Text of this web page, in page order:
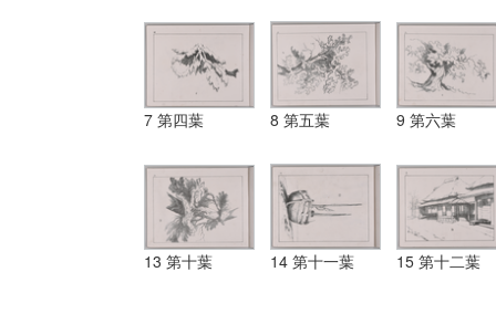
7 第四葉 8 第五葉 9 第六葉
13 第十葉 14 第十一葉 15 第十二葉